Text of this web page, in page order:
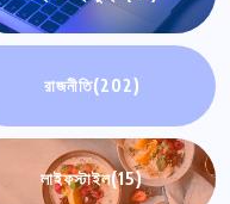
রাজনীতি(202)
লাইফস্টাইল(15)